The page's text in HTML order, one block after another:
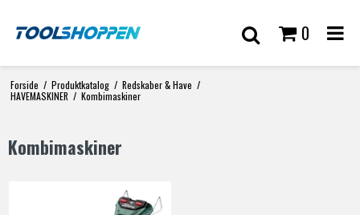
0
Forside / Produktkatalog / Redskaber & Have /
HAVEMASKINER / Kombimaskiner
Kombimaskiner